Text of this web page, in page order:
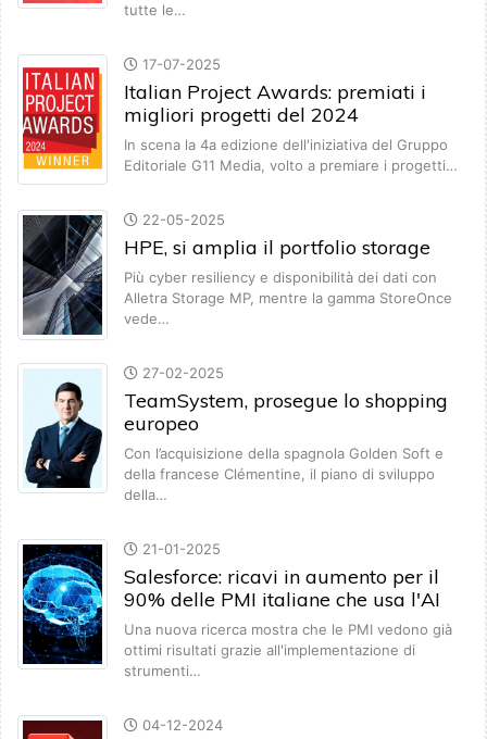
tutte le…
17-07-2025
Italian Project Awards: premiati i
migliori progetti del 2024
In scena la 4a edizione dell'iniziativa del Gruppo
Editoriale G11 Media, volto a premiare i progetti…
22-05-2025
HPE, si amplia il portfolio storage
Più cyber resiliency e disponibilità dei dati con
Alletra Storage MP, mentre la gamma StoreOnce
vede…
27-02-2025
TeamSystem, prosegue lo shopping
europeo
Con l’acquisizione della spagnola Golden Soft e
della francese Clémentine, il piano di sviluppo
della…
21-01-2025
Salesforce: ricavi in aumento per il
90% delle PMI italiane che usa l'AI
Una nuova ricerca mostra che le PMI vedono già
ottimi risultati grazie all'implementazione di
strumenti…
04-12-2024